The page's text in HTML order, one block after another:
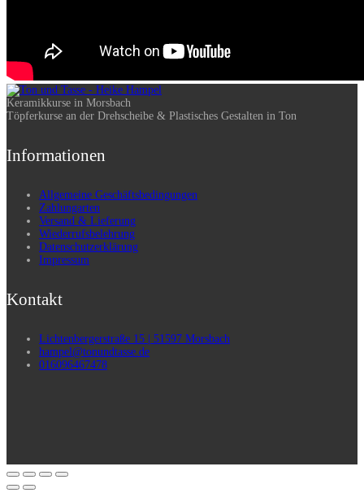
Keramikkurse in Morsbach
Töpferkurse an der Drehscheibe & Plastisches Gestalten in Ton
Informationen
Allgemeine Geschäftsbedingungen
Zahlungarten
Versand & Lieferung
Wiederrufsbelehrung
Datenschutzerklärung
Impressum
Kontakt
Lichtenbergerstraße 15 | 51597 Morsbach
hampel@tonundtasse.de
016096467478